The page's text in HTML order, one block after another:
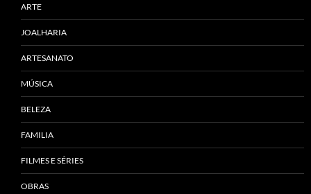
ARTE
JOALHARIA
ARTESANATO
MÚSICA
BELEZA
FAMILIA
FILMES E SÉRIES
OBRAS